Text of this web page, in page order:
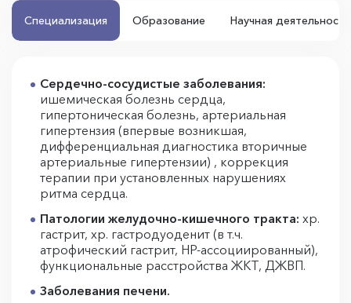
Специализация Образование Научная деятельность
Сердечно-сосудистые заболевания:
ишемическая болезнь сердца,
гипертоническая болезнь, артериальная
гипертензия (впервые возникшая,
дифференциальная диагностика вторичные
артериальные гипертензии) , коррекция
терапии при установленных нарушениях
ритма сердца.
Патологии желудочно-кишечного тракта: хр.
гастрит, хр. гастродуоденит (в т.ч.
атрофический гастрит, HP-ассоциированный),
функциональные расстройства ЖКТ, ДЖВП.
Заболевания печени.